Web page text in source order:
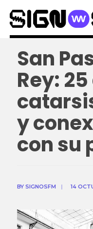
San
Rey:
y
con su
BY SIGNOSFM | 14